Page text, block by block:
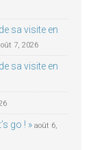
sa visite en
7, 2026
sa visite en
go ! » août 6,